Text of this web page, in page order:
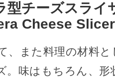
型チーズスライ
Cheese
、また料理の材料
。味はもちろん、